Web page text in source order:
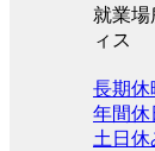
就業
ィス
長期休
年間休
土日休